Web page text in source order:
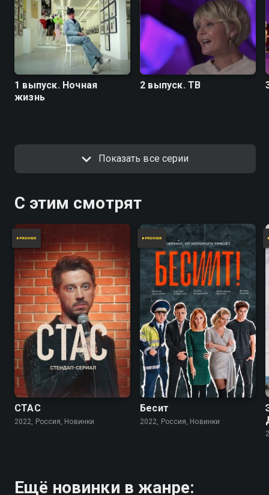
1 выпуск. Ночная
жизнь
2 выпуск. ТВ
Показать все серии
С этим смотрят
СТАС
2022, Россия, Новинки
Бесит
2022, Россия, Новинки
Ещё новинки в жанре: